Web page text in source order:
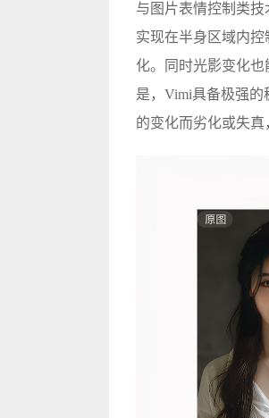
与图片表情控制类
实现在半身区域内
化。同时光影变化
是，Vimi具备极强的
的变化而劣化或失真